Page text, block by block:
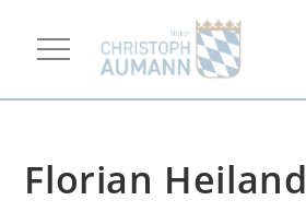
Florian Heiland